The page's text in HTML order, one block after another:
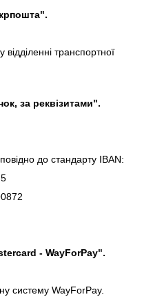
транспортної
за реквізитами".
до стандарту IBAN:
- WayForPay".
систему WayForPay.